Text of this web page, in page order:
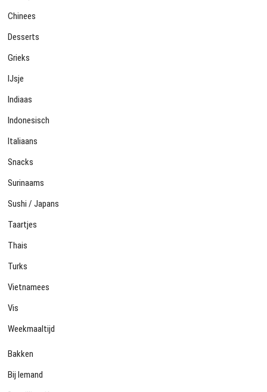
Chinees
Desserts
Grieks
IJsje
Indiaas
Indonesisch
Italiaans
Snacks
Surinaams
Sushi / Japans
Taartjes
Thais
Turks
Vietnamees
Vis
Weekmaaltijd
Bakken
Bij Iemand